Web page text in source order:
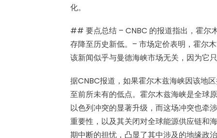
化。
## 要点总结 – CNBC 的报道指出，霍尔
存降至历史新低。– 市场定价表明，霍尔
该新闻似乎与曼德海峡市场无关，因为它
据CNBC报道，如果霍尔木兹海峡因该地
至前所未有的低点。霍尔木兹海峡是全球
以色列冲突的显著升级，而这场冲突也牵
重要性，以及其关闭对全球能源供应链和
期中断的担忧，凸显了其中涉及的地缘政